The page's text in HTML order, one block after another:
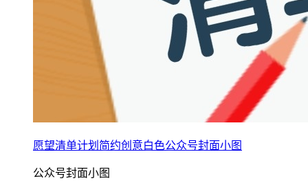
愿望清单计划简约创意白色公众号封面小图
公众号封面小图